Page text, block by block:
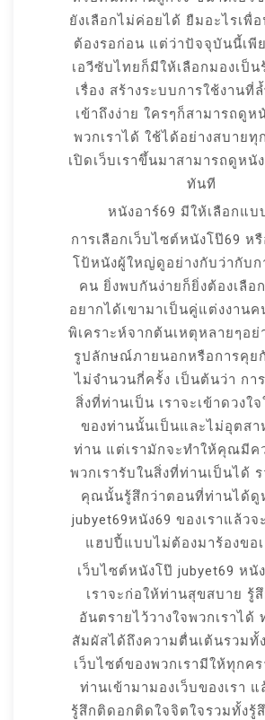
ยังเลือกไม่ค่อยได้ ยืมอะไรเพื่
ต้องรอก่อน แต่ว่าปัจจุบันนี้เพี
เอวีซับไทยก็มีให้เลือกมองเป็
เรื่อง สร้างระบบการใช้งานที่
เข้าถึงง่าย ใครๆก็สามารถดูห
พวกเราได้ ใช้ได้อย่างสบายทุ
เปิดเว็บเราขึ้นมาสามารถดูหนั
ทันที
หนังอาร์69 มีให้เลือกแบ
การเลือกเว็บไซต์หนังโป๊69 ห
โป้หนังผู้ใหญ่ดูอย่างกับว่ากับก
คน ยิ่งพบกันง่ายก็ยิ่งต้องเลือ
อยากได้เขามาเป็นคู่แต่งงาน
พิเคราะห์จากต้นเหตุหลายๆอย่
รูปลักษณ์ภายนอกหรือการคุย
ไม่จำนวนกี่ครั้ง เป็นต้นว่า กา
สิ่งที่ท่านเป็น เราจะเข้าดวงใ
ของท่านนั้นเป็นและไม่อุตสา
ท่าน แต่เรามักจะทำให้คุณมีค
พวกเรารับในสิ่งที่ท่านเป็นได้
คุณนั้นรู้สึกว่าตอนที่ท่านได้ดู
jubyet69หนัง69 ของเราแล้ว
แฮปปี้แบบไม่ต้องมาร้องขอ
เว็บไซต์หนังโป๊ jubyet69 หนั
เราจะก่อให้ท่านสุขสบาย รู้
อันตรายไว้วางใจพวกเราได้
สัมผัสได้ถึงความตื่นเต้นรวมทั้
เว็บไซต์ของพวกเรามีให้ทุกคร
ท่านเข้ามามองเว็บของเรา
รู้สึกติดอกติดใจจิตใจรวมทั้งรู้